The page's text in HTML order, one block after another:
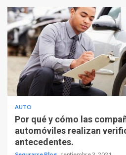
AUTO
Por qué y cómo las
automóviles realizan
antecedentes.